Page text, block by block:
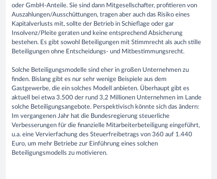
oder GmbH-Anteile. Sie sind dann Mitgesellschafter, profitieren von
Auszahlungen/Ausschüttungen, tragen aber auch das Risiko eines
Kapitalverlusts mit, sollte der Betrieb in Schieflage oder gar
Insolvenz/Pleite geraten und keine entsprechend Absicherung
bestehen. Es gibt sowohl Beteiligungen mit Stimmrecht als auch stille
Beteiligungen ohne Entscheidungs- und Mitbestimmungsrecht.
Solche Beteiligungsmodelle sind eher in großen Unternehmen zu
finden. Bislang gibt es nur sehr wenige Beispiele aus dem
Gastgewerbe, die ein solches Modell anbieten. Überhaupt gibt es
aktuell bei etwa 3.500 der rund 3,2 Millionen Unternehmen im Lande
solche Beteiligungsangebote. Perspektivisch könnte sich das ändern:
Im vergangenen Jahr hat die Bundesregierung steuerliche
Verbesserungen für die finanzielle Mitarbeiterbeteiligung eingeführt,
u.a. eine Vervierfachung des Steuerfreibetrags von 360 auf 1.440
Euro, um mehr Betriebe zur Einführung eines solchen
Beteiligungsmodells zu motivieren.